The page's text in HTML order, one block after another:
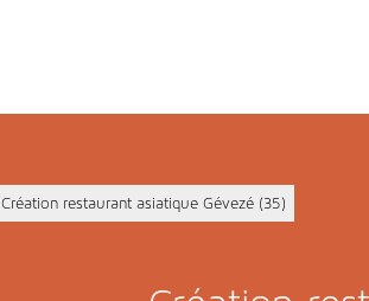
Création restaurant asiatique Gévezé (35)